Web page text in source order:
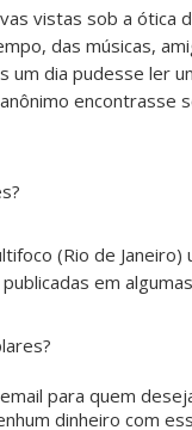
vistas sob a ótica
das músicas,
dia pudesse ler
encontrasse
(Rio de Janeiro)
em
para quem
dinheiro com